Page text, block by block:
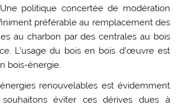
Une politique concertée de modération
préférable au remplacement des
au charbon par des centrales au bois
L’usage du bois en bois d’œuvre est
bois-énergie.
renouvelables est évidemment
souhaitons éviter ces dérives dues à